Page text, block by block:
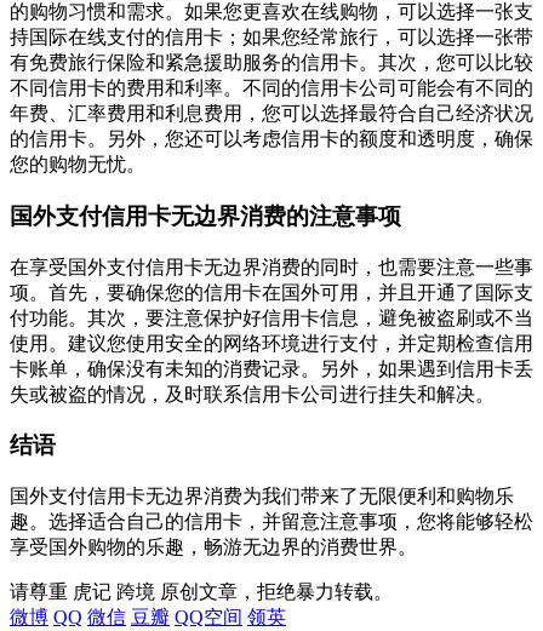
的购物习惯和需求。如果您更喜欢在线购物，可以选择一张支
持国际在线支付的信用卡；如果您经常旅行，可以选择一张带
有免费旅行保险和紧急援助服务的信用卡。其次，您可以比较
不同信用卡的费用和利率。不同的信用卡公司可能会有不同的
年费、汇率费用和利息费用，您可以选择最符合自己经济状况
的信用卡。另外，您还可以考虑信用卡的额度和透明度，确保
您的购物无忧。
国外支付信用卡无边界消费的注意事项
在享受国外支付信用卡无边界消费的同时，也需要注意一些事
项。首先，要确保您的信用卡在国外可用，并且开通了国际支
付功能。其次，要注意保护好信用卡信息，避免被盗刷或不当
使用。建议您使用安全的网络环境进行支付，并定期检查信用
卡账单，确保没有未知的消费记录。另外，如果遇到信用卡丢
失或被盗的情况，及时联系信用卡公司进行挂失和解决。
结语
国外支付信用卡无边界消费为我们带来了无限便利和购物乐
趣。选择适合自己的信用卡，并留意注意事项，您将能够轻松
享受国外购物的乐趣，畅游无边界的消费世界。
请尊重 虎记 跨境 原创文章，拒绝暴力转载。
微博 QQ 微信 豆瓣 QQ空间 领英